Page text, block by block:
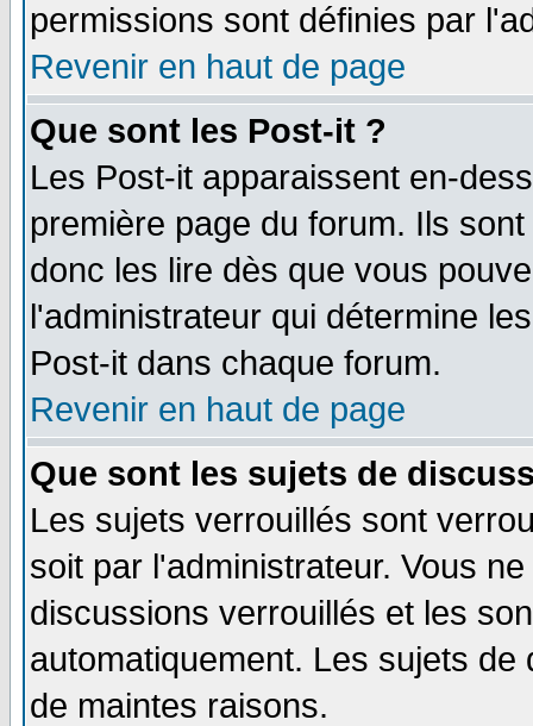
permissions sont définies par
Revenir en haut de page
Que sont les Post-it ?
Les Post-it apparaissent en-
première page du forum. Ils
donc les lire dès que vous
l'administrateur qui détermine
Post-it dans chaque forum.
Revenir en haut de page
Que sont les sujets de
Les sujets verrouillés sont
soit par l'administrateur. Vous
discussions verrouillés et les
automatiquement. Les sujets
de maintes raisons.